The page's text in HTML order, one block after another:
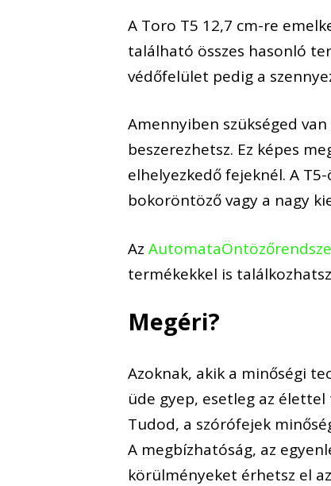
A Toro T5 12,7 cm-re
található összes hasonló
védőfelület pedig a
Amennyiben szükséged
beszerezhetsz. Ez képes
elhelyezkedő fejeknél. A
bokoröntöző vagy a nagy
Az
termékekkel is
Megéri?
Azoknak, akik a minőségi
üde gyep, esetleg az
Tudod, a szórófejek
A megbízhatóság, az
körülményeket érhetsz el